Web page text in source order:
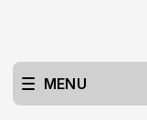
MENU